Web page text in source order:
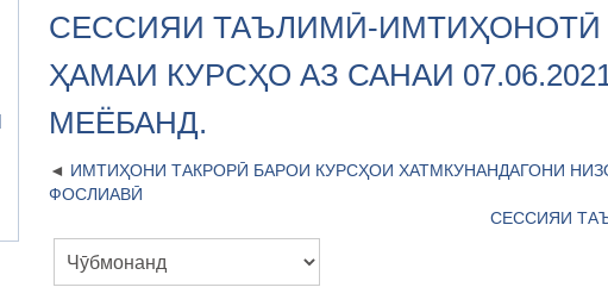
СЕССИЯИ ТАЪЛИМӢ-ИМТИҲОНОТӢ
ҲАМАИ КУРСҲО АЗ САНАИ
МЕЁБАНД.
ИМТИҲОНИ ТАКРОРӢ БАРОИ КУРСҲОИ ХАТМКУНАНДАГОНИ
ФОСЛИАВӢ
СЕССИЯИ